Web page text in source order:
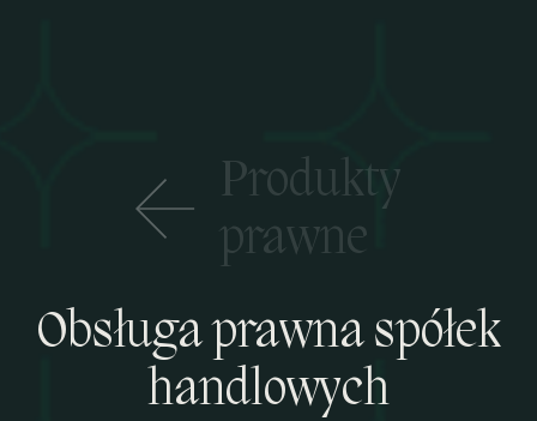
Produkty
prawne
Obsługa prawna spółek
handlowych